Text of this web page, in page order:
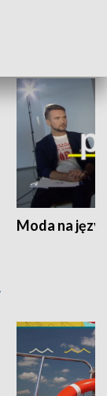
Moda na